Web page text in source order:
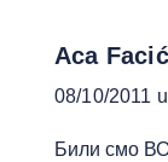
Aca Facić
08/10/2011
Били смо